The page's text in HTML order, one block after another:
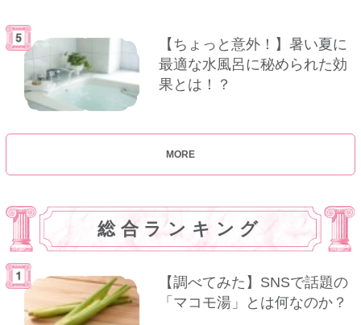
【ちょっと意外！】暑い夏に
最適な水風呂に秘められた効
果とは！？
MORE
総合ランキング
【調べてみた】SNSで話題の
「マコモ湯」とは何なのか？